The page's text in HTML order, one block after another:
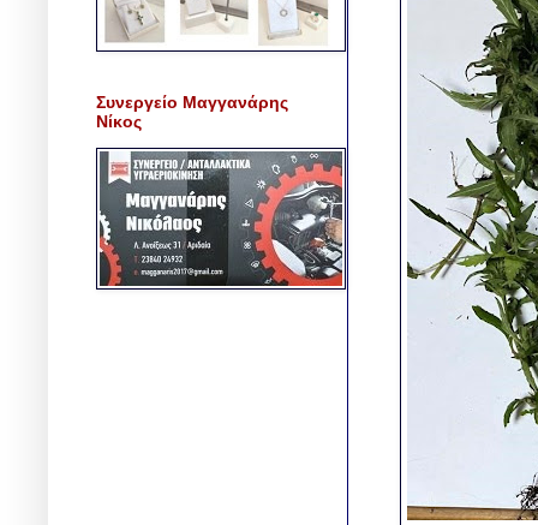
Συνεργείο Μαγγανάρης
Νίκος